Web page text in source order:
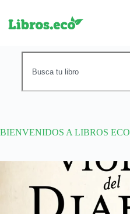
BIENVENIDOS A LIBROS ECO